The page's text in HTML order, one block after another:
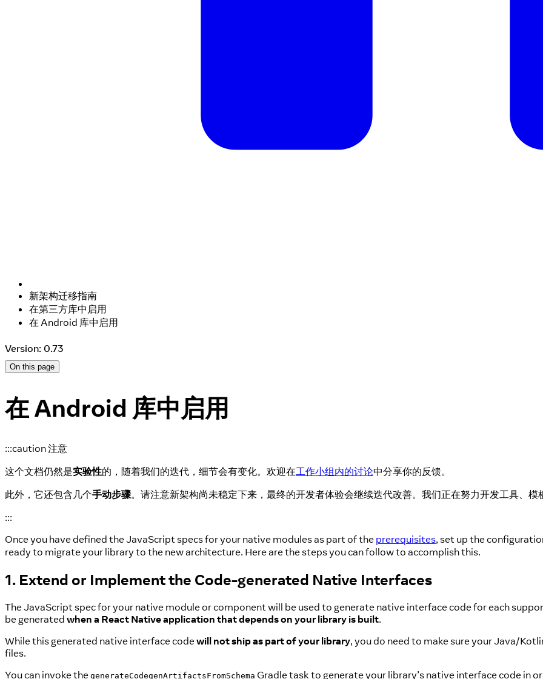
新架构迁移指南
在第三方库中启用
在 Android 库中启用
Version: 0.73
On this page
在 Android 库中启用
:::caution 注意
这个文档仍然是实验性的，随着我们的迭代，细节会有变化。欢迎在工作小组内的讨论中分享你的反馈。
此外，它还包含几个手动步骤。请注意新架构尚未稳定下来，最终的开发者体验会继续迭代改善。我们正在努力开发工具、
:::
Once you have defined the JavaScript specs for your native modules as part of the prerequisites, set up the
ready to migrate your library to the new architecture. Here are the steps you can follow to accomplish this.
1. Extend or Implement the Code-generated Native Interfaces
The JavaScript spec for your native module or component will be used to generate native interface code for each
be generated when a React Native application that depends on your library is built.
While this generated native interface codewill not ship as part of your library, you do need to make sure your Java/
files.
You can invoke the generateCodegenArtifactsFromSchema Gradle task to generate your library’s native interface code in